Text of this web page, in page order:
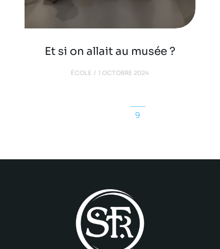
Et si on allait au musée ?
ÉCOLE 1 OCTOBRE 2024
9